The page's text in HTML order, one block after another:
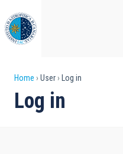
to
main
content
Breadcrumb
Home User Log in
Log in